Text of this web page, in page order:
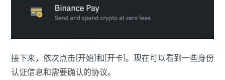
接下来，依次点击[开始]和[开卡]。现在可以看到一些身份
认证信息和需要确认的协议。